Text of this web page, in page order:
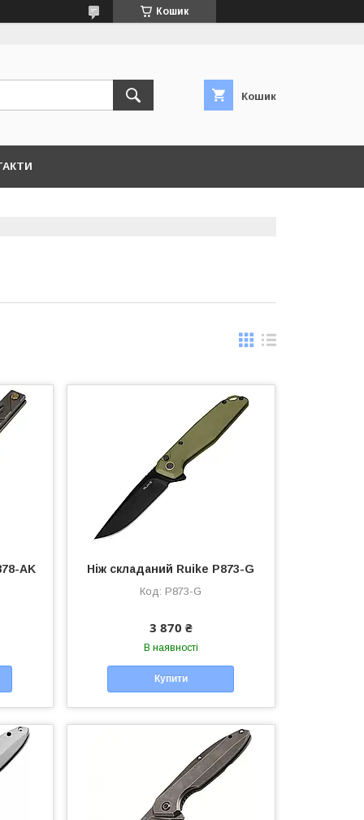
Кошик
Кошик
AK Ніж складаний Ruike P873-G
P873-G
3 870 ₴
В наявності
Купити